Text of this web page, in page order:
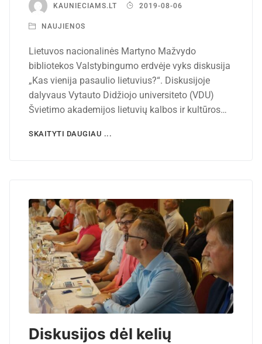
KAUNIECIAMS.LT 2019-08-06
NAUJIENOS
Lietuvos nacionalinės Martyno Mažvydo
bibliotekos Valstybingumo erdvėje vyks diskusija
„Kas vienija pasaulio lietuvius?“. Diskusijoje
dalyvaus Vytauto Didžiojo universiteto (VDU)
Švietimo akademijos lietuvių kalbos ir kultūros…
SKAITYTI DAUGIAU ...
Diskusijos dėl kelių